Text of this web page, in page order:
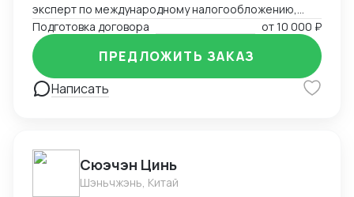
эксперт по международному налогообложению,
применению СОИДН, MLI. Подготовка правовых
заключений по налогообложению в РФ и
иностранных юрисдикциях. Структурирование
сделок. Анализ условий договоров, представление
интересов клиента в судах, налоговых органах,
Подготовка договора от10 000 ₽
Написать
ПРЕДЛОЖИТЬ ЗАКАЗ
Cюэчэн Цинь
Шэньчжэнь, Китай